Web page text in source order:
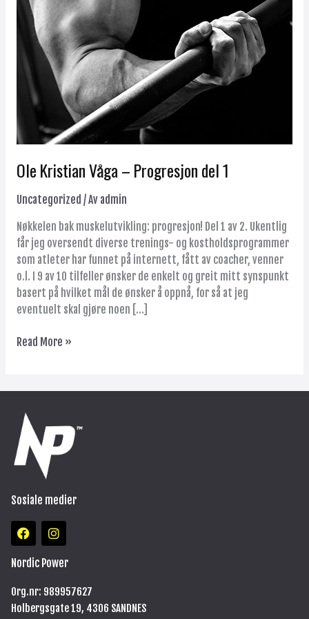
Ole Kristian Våga – Progresjon del 1
Uncategorized / Av admin
Nøkkelen bak muskelutvikling: progresjon! Del 1 av 2. Ukentlig
får jeg oversendt diverse trenings- og kostholdsprogrammer
som atleter har funnet på internett, fått av coacher, venner
o.l. I 9 av 10 tilfeller ønsker de enkelt og greit mitt synspunkt
basert på hvilket mål de ønsker å oppnå, for så at jeg
eventuelt skal gjøre noen […]
Read More »
Sosiale medier
F
a
c
e
o
o
k
I
n
s
t
g
r
a
Nordic Power
Org.nr: 989957627
Holbergsgate 19, 4306 SANDNES